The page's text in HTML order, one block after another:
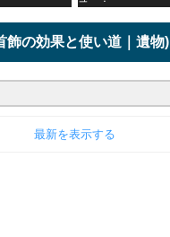
飾の効果と使い道｜遺物)
最新を表示する